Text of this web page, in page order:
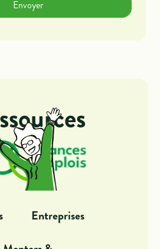
Entreprises